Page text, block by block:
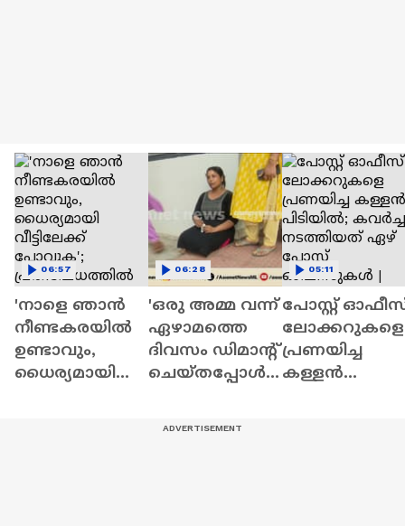
'നാളെ ഞാൻ
നീണ്ടകരയിൽ
ഉണ്ടാവും,
ധൈര്യമായി
06:57
'ഒരു അമ്മ വന്ന്
ഏഴാമത്തെ
ദിവസം ഡിമാൻ്റ്
ചെയ്തപ്പോൾ
06:28
പോസ്റ്റ്
ലോക്കറുകളെ
പ്രണയിച്ച
കള്ളൻ
05:11